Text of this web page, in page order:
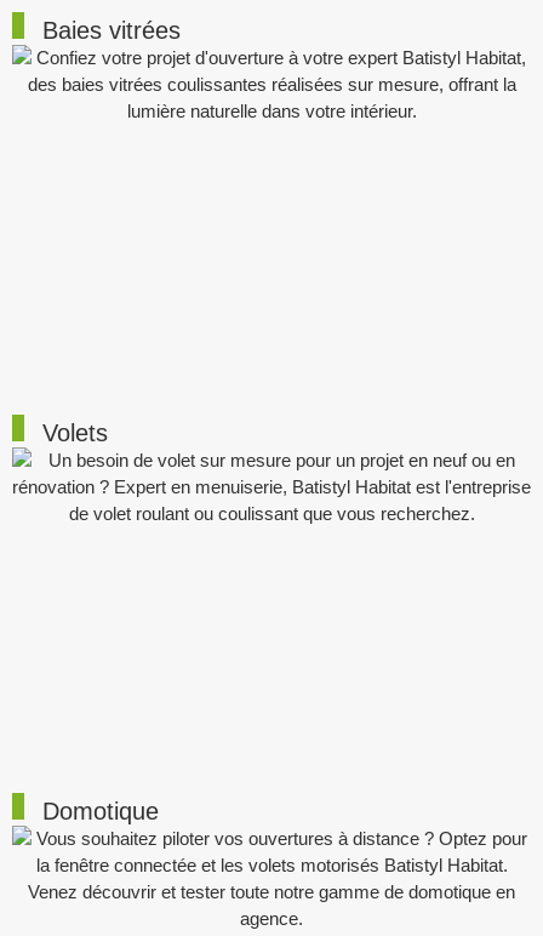
Baies vitrées
Volets
Domotique